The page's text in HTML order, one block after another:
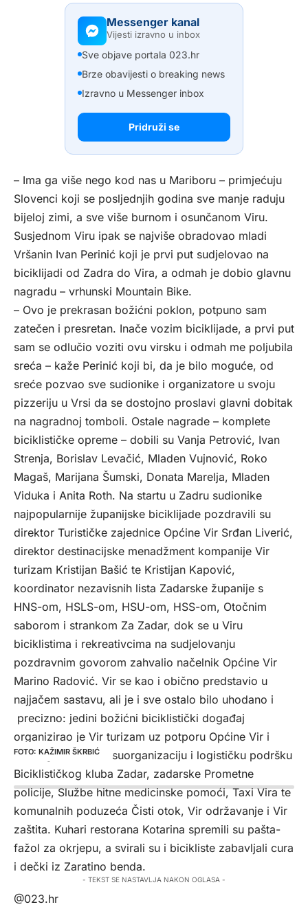
KAŽIMIR ŠKRBIĆ
Messenger kanal
Vijesti izravno u inbox
Sve objave portala 023.hr
Brze obavijesti o breaking news
Izravno u Messenger inbox
Pridruži se
– Ima ga više nego kod nas u Mariboru – primjećuju
Slovenci koji se posljednjih godina sve manje raduju
bijeloj zimi, a sve više burnom i osunčanom Viru.
Susjednom Viru ipak se najviše obradovao mladi
Vršanin Ivan Perinić koji je prvi put sudjelovao na
biciklijadi od Zadra do Vira, a odmah je dobio glavnu
nagradu – vrhunski Mountain Bike.
– Ovo je prekrasan božićni poklon, potpuno sam
zatečen i presretan. Inače vozim biciklijade, a prvi put
sam se odlučio voziti ovu virsku i odmah me poljubila
sreća – kaže Perinić koji bi, da je bilo moguće, od
sreće pozvao sve sudionike i organizatore u svoju
pizzeriju u Vrsi da se dostojno proslavi glavni dobitak
na nagradnoj tomboli. Ostale nagrade – komplete
biciklističke opreme – dobili su Vanja Petrović, Ivan
Strenja, Borislav Levačić, Mladen Vujnović, Roko
Magaš, Marijana Šumski, Donata Marelja, Mladen
Viduka i Anita Roth. Na startu u Zadru sudionike
najpopularnije županijske biciklijade pozdravili su
direktor Turističke zajednice Općine Vir Srđan Liverić,
direktor destinacijske menadžment kompanije Vir
turizam Kristijan Bašić te Kristijan Kapović,
koordinator nezavisnih lista Zadarske županije s
HNS-om, HSLS-om, HSU-om, HSS-om, Otočnim
saborom i strankom Za Zadar, dok se u Viru
biciklistima i rekreativcima na sudjelovanju
pozdravnim govorom zahvalio načelnik Općine Vir
Marino Radović. Vir se kao i obično predstavio u
najjačem sastavu, ali je i sve ostalo bilo uhodano i
precizno: jedini božićni biciklistički događaj
organizirao je Vir turizam uz potporu Općine Vir i
virskog TZ-a te uz suorganizaciju i logističku podršku
Biciklističkog kluba Zadar, zadarske Prometne
policije, Službe hitne medicinske pomoći, Taxi Vira te
komunalnih poduzeća Čisti otok, Vir održavanje i Vir
zaštita. Kuhari restorana Kotarina spremili su pašta-
fažol za okrjepu, a svirali su i bicikliste zabavljali cura
i dečki iz Zaratino benda.
- TEKST SE NASTAVLJA NAKON OGLASA -
@023.hr